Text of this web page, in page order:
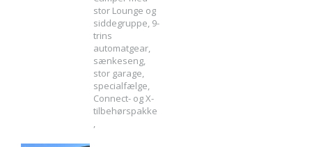
stor Lounge og
siddegruppe, 9-
trins
automatgear,
sænkeseng,
stor garage,
specialfælge,
Connect- og X-
tilbehørspakke
,